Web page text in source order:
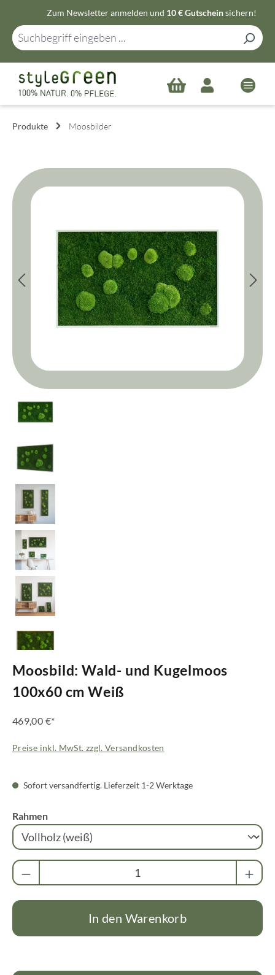
Zum Hauptinhalt springen
Zum Newsletter anmelden und 10 € Gutscheinsichern!
Produkte Moosbilder
Bildergalerie überspringen
Moosbild: Wald- und Kugelmoos
100x60 cm Weiß
469,00 €*
Preise inkl. MwSt. zzgl. Versandkosten
Sofort versandfertig. Lieferzeit 1-2 Werktage
Rahmenauswählen
Produkt Anzahl: Gib den gewünschten Wert
In den Warenkorb